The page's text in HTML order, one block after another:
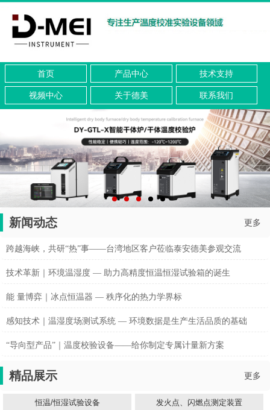
首页 产品中心 技术支持
视频中心 关于德美 联系我们
新闻动态 更多
跨越海峡，共研“热”事——台湾地区客户莅临泰安德美参观交流
技术革新｜环境温湿度 — 助力高精度恒温恒湿试验箱的诞生
能 量博弈｜冰点恒温器 — 秩序化的热力学界标
感知技术｜温湿度场测试系统 — 环境数据是生产生活品质的基础
“导向型产品”｜温度校验设备——给你制定专属计量新方案
精品展示 更多
恒温/恒湿试验设备 发火点、闪燃点测定装置